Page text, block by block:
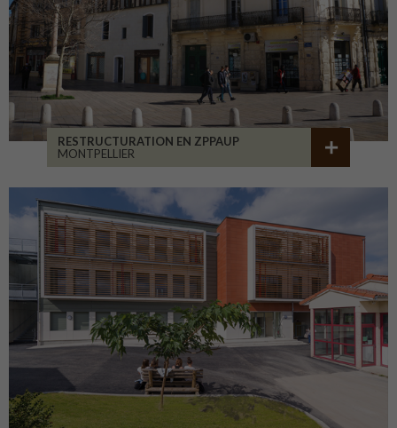
RESTRUCTURATION EN ZPPAUP
MONTPELLIER